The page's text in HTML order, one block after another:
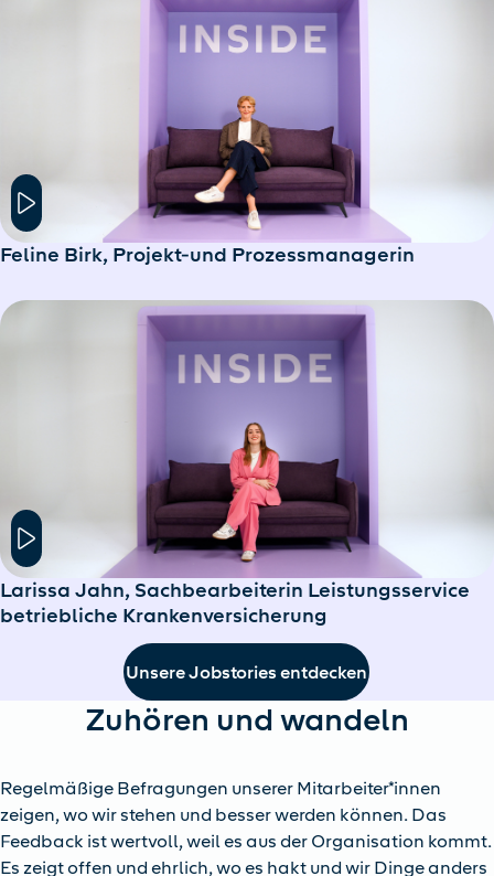
Hier klicken um das Modal Fenster zu öffnen
Feline Birk, Projekt-und Prozessmanagerin
Hier klicken um das Modal Fenster zu öffnen
Larissa Jahn, Sachbearbeiterin Leistungsservice
betriebliche Krankenversicherung
Unsere Jobstories entdecken
Zuhören und wandeln
Regelmäßige Befragungen unserer Mitarbeiter*innen
zeigen, wo wir stehen und besser werden können. Das
Feedback ist wertvoll, weil es aus der Organisation kommt.
Es zeigt offen und ehrlich, wo es hakt und wir Dinge anders